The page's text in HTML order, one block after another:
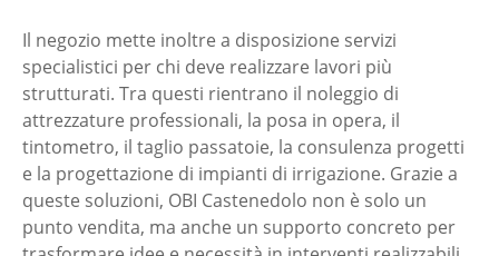
Il negozio mette inoltre a disposizione servizi
specialistici per chi deve realizzare lavori più
strutturati. Tra questi rientrano il noleggio di
attrezzature professionali, la posa in opera, il
tintometro, il taglio passatoie, la consulenza progetti
e la progettazione di impianti di irrigazione. Grazie a
queste soluzioni, OBI Castenedolo non è solo un
punto vendita, ma anche un supporto concreto per